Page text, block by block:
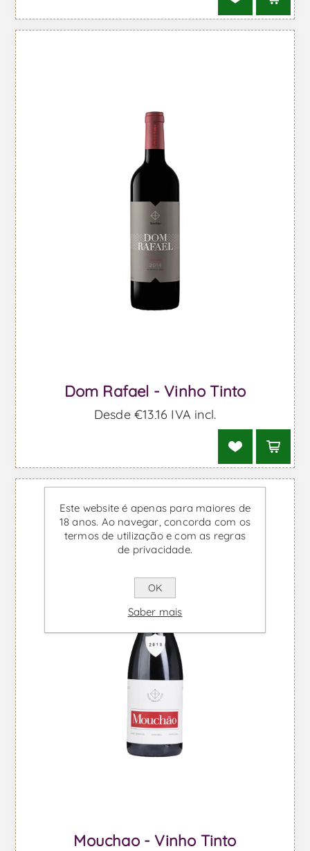
Dom Rafael - Vinho Tinto
Desde €13,16 IVA incl.
Mouchao - Vinho Tinto
Este website é apenas para maiores de
18 anos. Ao navegar, concorda com os
termos de utilização e com as regras
de privacidade.
OK
Saber mais